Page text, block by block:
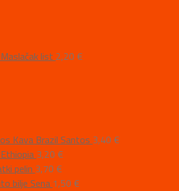
list 2,20 €
Kava Brazil Santos 3,40 €
3,20 €
pelin 3,70 €
bilje Sena 1,50 €